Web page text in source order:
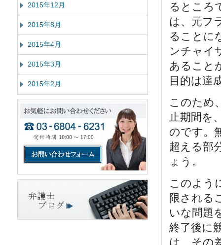
るところ
は、元フ
ることに
ンチャイ
あること
目的は達
このため
止期間を
のです。
超える部
ょう。
このよう
限される
いな問題
終了後に
は、その
2015年12月
2015年8月
2015年4月
2015年3月
2015年2月